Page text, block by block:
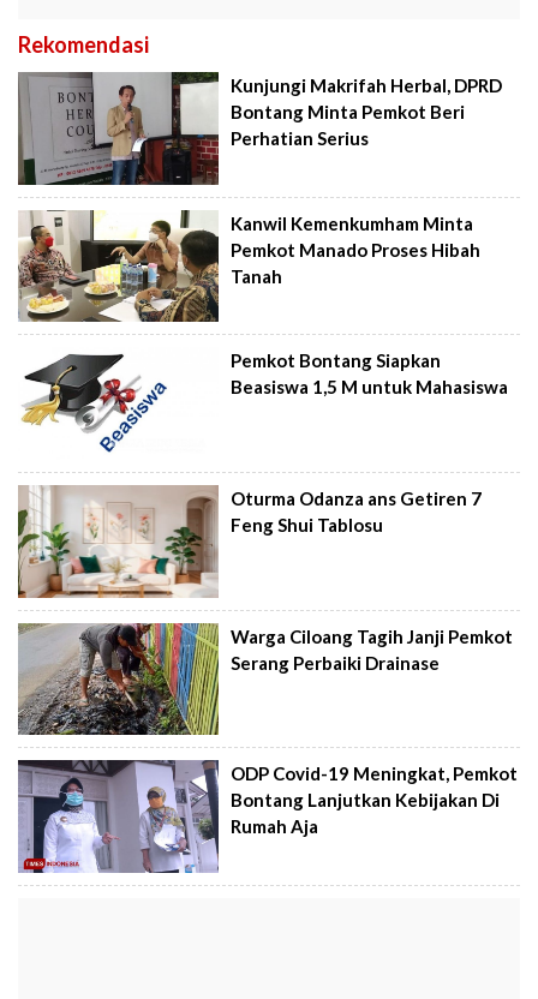
Rekomendasi
Kunjungi Makrifah Herbal, DPRD
Bontang Minta Pemkot Beri
Perhatian Serius
Kanwil Kemenkumham Minta
Pemkot Manado Proses Hibah
Tanah
Pemkot Bontang Siapkan
Beasiswa 1,5 M untuk Mahasiswa
Oturma Odanza ans Getiren 7
Feng Shui Tablosu
Warga Ciloang Tagih Janji Pemkot
Serang Perbaiki Drainase
ODP Covid-19 Meningkat, Pemkot
Bontang Lanjutkan Kebijakan Di
Rumah Aja